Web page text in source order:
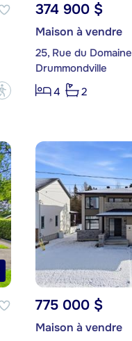
?
374 900 $
Maison à vendre
25, Rue du Domaine
Drummondville
4
2
775 000 $
Maison à vendre